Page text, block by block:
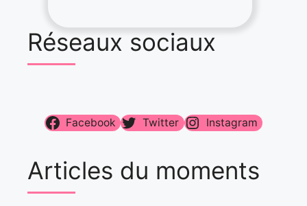
Réseaux sociaux
Facebook Twitter Instagram
Articles du moments